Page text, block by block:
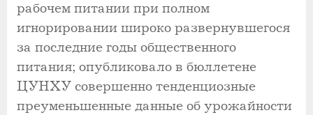
рабочем питании при полном
игнорировании широко развернувшегося
за последние годы общественного
питания; опубликовало в бюллетене
ЦУНХУ совершенно тенденциозные
преуменьшенные данные об урожайности